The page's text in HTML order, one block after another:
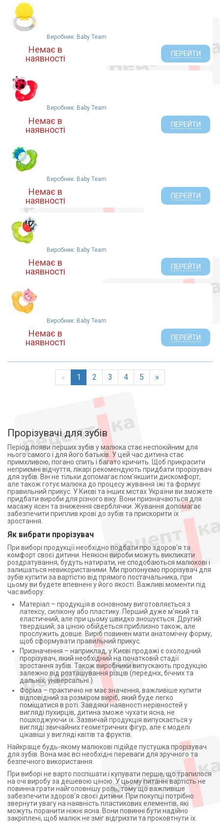
Виробник: Baby Team
Немає в
наявності
ПЕРЕЙТИ
Виробник: Baby Team
Немає в
наявності
ПЕРЕЙТИ
Виробник: Baby Team
Немає в
наявності
ПЕРЕЙТИ
Виробник: Baby Team
Немає в
наявності
ПЕРЕЙТИ
Виробник: Baby Team
Немає в
наявності
ПЕРЕЙТИ
« 1 2 3 4 5 »
Прорізувачі для зубів
Період появи перших зубів у малюка стає неспокійним для
нього самого і для його батьків. У цей час дитина стає
примхливою, погано спить і багато кричить. Щоб прикрасити
неприємні відчуття, лікарі рекомендують придбати прорізувач
для зубів. Він не тільки допомагає пом'якшити дискомфорт,
але також готує малюка до процесу жування їжі та формує
правильний прикус. У Києві та інших містах України ви зможете
придбати вироби для різного віку. Вони призначаються для
масажу ясен та зниження сверблячки. Жування допомагає
забезпечити приплив крові до зубів та прискорити їх
зростання.
Як вибрати прорізувач
При виборі продукції необхідно подбати про здоров'я та
комфорт своєї дитини. Неякісні вироби можуть викликати
роздратування, будуть натирати, не сподобаються малюкові і
залишаться невикористаними. Ми пропонуємо прорізувач для
зубів купити за вартістю від прямого постачальника, при
цьому ви будете впевнені у його якості. Важливі моменти під
час вибору:
Матеріал – продукція в основному виготовляється з
латексу, силікону або пластику. Перший дуже м'який та
еластичний, але при цьому швидко зношується. Другий
твердіший, за ціною обійдеться приблизно також, але
прослужить довше. Виріб повинен мати анатомічну форму,
щоб сформувати правильний прикус.
Призначення – наприклад, у Києві продажі є охолодний
прорізувач, який необхідний на початковій стадії
зростання зубів. Також виробники випускають продукцію
залежно від розташування різців (передніх, бічних та
дальніх, універсальні.)
Форма – практично не має значення, важливіше купити
відповідний за розміром виріб, який буде легко
поміщатися в роті. Завдяки наявності нерівностей у
вигляді пухирців, дитина зможе чухати ясна, не
пошкоджуючи їх. Зазвичай продукція випускається у
вигляді звичайних геометричних фігур, але є моделі
цікавіші у вигляді квітів та фруктів.
Найкраще будь-якому малюкові підійде пустушка прорізувач
для зубів. Вона має всі необхідні переваги для зручного та
безпечного використання.
При виборі не варто поспішати і купувати перше, що трапилося
на очі виробу за дешевою ціною. У цьому питанні вартість не
повинна грати найголовнішу роль, тому що важливіше
забезпечити здоров'я своєї дитини. При покупці потрібно
звернути увагу на наявність пластикових елементів, які
можуть поранити ніжні ясна. Вони повинні бути надійно
закріплені, щоб малюк не зміг відгризти та проковтнути їх.